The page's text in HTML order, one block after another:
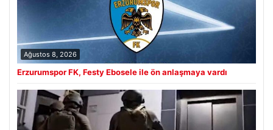
Ağustos 8, 2026
Erzurumspor FK, Festy Ebosele ile ön anlaşmaya vardı